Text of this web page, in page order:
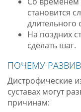
становится
длительного
На поздних
сделать шаг.
ПОЧЕМУ
Дистрофические
суставах могут
причинам: